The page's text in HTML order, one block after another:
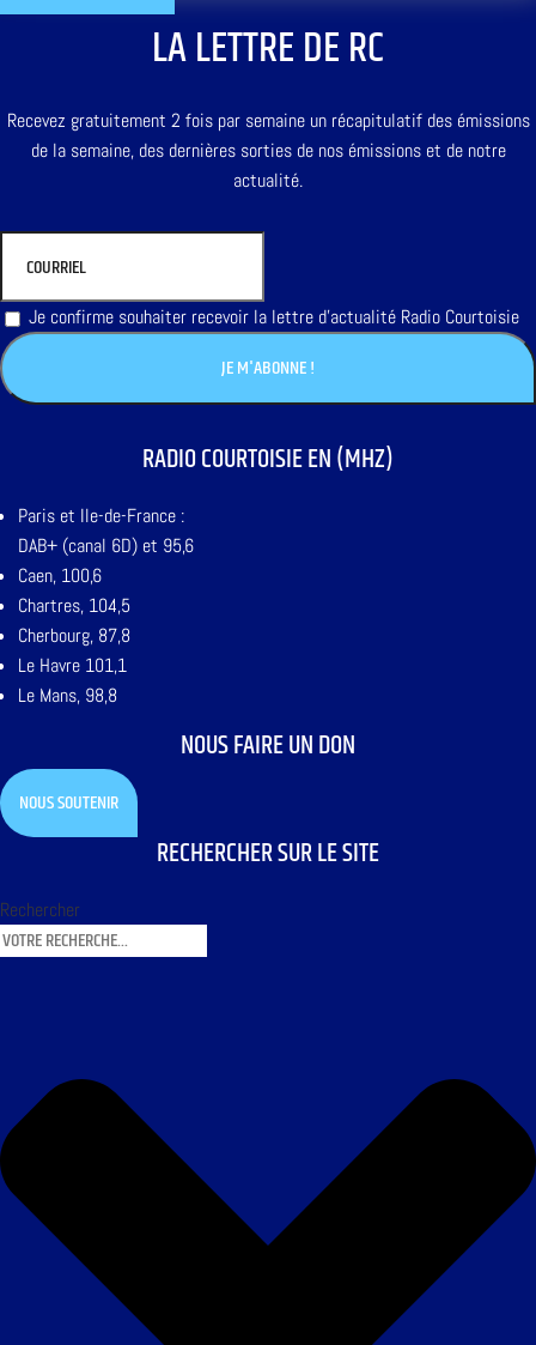
LA LETTRE DE RC
Recevez gratuitement 2 fois par semaine un récapitulatif des émissions
de la semaine, des dernières sorties de nos émissions et de notre
actualité.
Je confirme souhaiter recevoir la lettre d'actualité Radio Courtoisie
RADIO COURTOISIE EN (MHZ)
Paris et Ile-de-France :
DAB+ (canal 6D) et 95,6
Caen, 100,6
Chartres, 104,5
Cherbourg, 87,8
Le Havre 101,1
Le Mans, 98,8
NOUS FAIRE UN DON
NOUS SOUTENIR
RECHERCHER SUR LE SITE
Rechercher